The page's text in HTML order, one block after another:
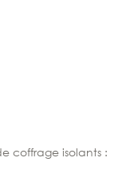
coffrage isolants :